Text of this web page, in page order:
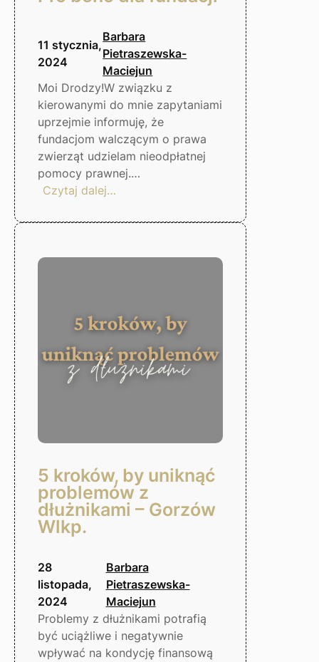
11 stycznia,
2024
Barbara
Pietraszewska-
Maciejun
Moi Drodzy!W związku z
kierowanymi do mnie zapytaniami
uprzejmie informuję, że
fundacjom walczącym o prawa
zwierząt udzielam nieodpłatnej
pomocy prawnej.…
Czytaj dalej…
bono
fundacji
5 kroków, by uniknąć
problemów z
dłużnikami – Gorzów
Wlkp.
28
listopada,
2024
Barbara
Pietraszewska-
Maciejun
Problemy z dłużnikami potrafią
być uciążliwe i negatywnie
wpływać na kondycję finansową